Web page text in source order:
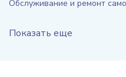
Обслуживание и ремонт
Показать еще